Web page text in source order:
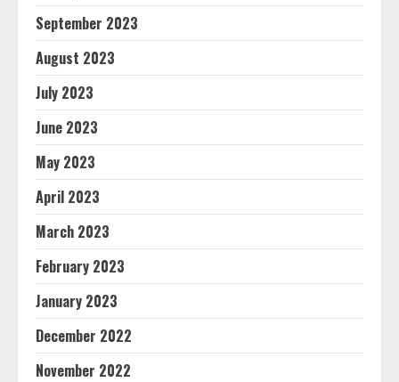
September 2023
August 2023
July 2023
June 2023
May 2023
April 2023
March 2023
February 2023
January 2023
December 2022
November 2022